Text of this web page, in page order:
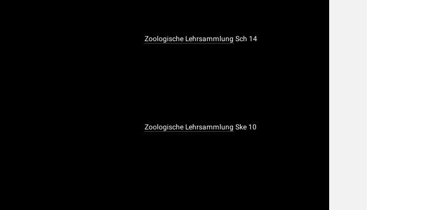
Zoologische Lehrsammlung Sch 14
Zoologische Lehrsammlung Ske 10